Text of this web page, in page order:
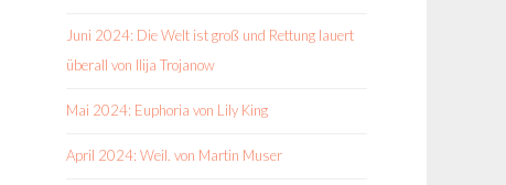
Juni 2024: Die Welt ist groß und Rettung lauert
überall von Ilija Trojanow
Mai 2024: Euphoria von Lily King
April 2024: Weil. von Martin Muser